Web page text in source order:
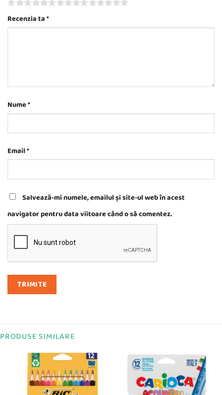
Recenzia ta*
Nume*
Email*
Salvează-mi numele, emailul și site-ul web în acest
navigator pentru data viitoare când o să comentez.
PRODUSE SIMILARE